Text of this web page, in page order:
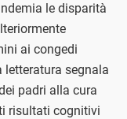
le disparità
ai congedi
letteratura segnala
padri alla cura
risultati cognitivi